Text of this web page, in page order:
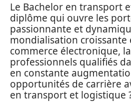
Le Bachelor en transport
diplôme qui ouvre les
passionnante et
mondialisation croissante
commerce électronique,
professionnels qualifiés
en constante
opportunités de carrière
en transport et logistique